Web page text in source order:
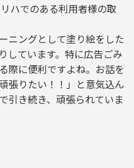
ハでのある利用者様の取
ニングとして塗り絵をした
しています。特に広告ごみ
際に便利ですよね。お話を
張りたい！！」と意気込ん
引き続き、頑張られていま